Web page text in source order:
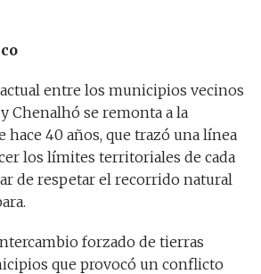
entre los municipios vecinos
Chenalhó se remonta a la
hace 40 años, que trazó una línea
los límites territoriales de cada
de respetar el recorrido natural
forzado de tierras
que provocó un conflicto